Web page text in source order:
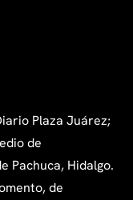
Plaza Juárez;
de
Pachuca, Hidalgo.
de